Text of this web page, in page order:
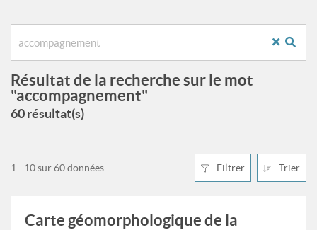
Résultat de la recherche sur le mot
"accompagnement"
60 résultat(s)
Filtrer Trier
1 - 10 sur 60 données
Carte géomorphologique de la